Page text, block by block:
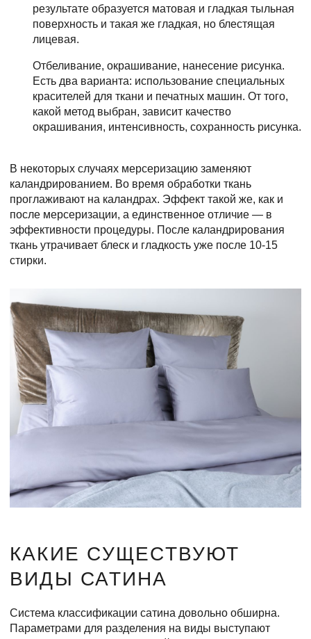
результате образуется матовая и гладкая тыльная
поверхность и такая же гладкая, но блестящая
лицевая.
Отбеливание, окрашивание, нанесение рисунка.
Есть два варианта: использование специальных
красителей для ткани и печатных машин. От того,
какой метод выбран, зависит качество
окрашивания, интенсивность, сохранность рисунка.
В некоторых случаях мерсеризацию заменяют
каландрированием. Во время обработки ткань
проглаживают на каландрах. Эффект такой же, как и
после мерсеризации, а единственное отличие — в
эффективности процедуры. После каландрирования
ткань утрачивает блеск и гладкость уже после 10-15
стирки.
КАКИЕ СУЩЕСТВУЮТ
ВИДЫ САТИНА
Система классификации сатина довольно обширна.
Параметрами для разделения на виды выступают